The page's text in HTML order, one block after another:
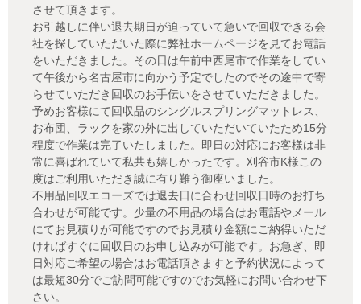
させて頂きます。
お引越しに伴い退去期日が迫っていて急いで回収できる会
社を探していただいた際に弊社ホームページを見てお電話
をいただきました。その日は午前中西尾市で作業をしてい
て午後から名古屋市に向かう予定でしたのでその途中で寄
らせていただき回収のお手伝いをさせていただきました。
予めお客様にて回収品のシングルスプリングマットレス、
お布団、ラックを家の外に出していただいていたため15分
程度で作業は完了いたしました。即日の対応にお客様は非
常に喜ばれていて私共も嬉しかったです。刈谷市K様この
度はご利用いただき誠に有り難う御座いました。
不用品回収エコーズでは退去日に合わせ回収日時のお打ち
合わせが可能です。少量の不用品の場合はお電話やメール
にてお見積りが可能ですのでお見積り金額にご納得いただ
ければすぐに回収日のお申し込みが可能です。お急ぎ、即
日対応ご希望の場合はお電話頂きますと予約状況によって
は最短30分でご訪問可能ですのでお気軽にお問い合わせ下
さい。